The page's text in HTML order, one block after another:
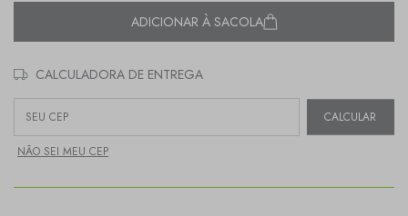
ADICIONAR À SACOLA
CALCULADORA DE ENTREGA
Entregas para o CEP:
CALCULAR
NÃO SEI MEU CEP